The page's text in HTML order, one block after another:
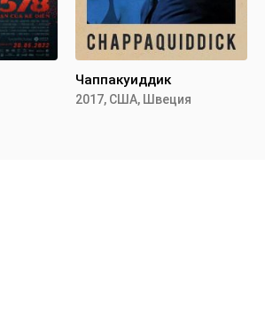
Чаппакуиддик
2017, США, Швеция